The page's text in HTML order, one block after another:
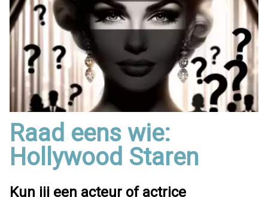
Raad eens wie:
Hollywood Staren
Kun jij een acteur of actrice